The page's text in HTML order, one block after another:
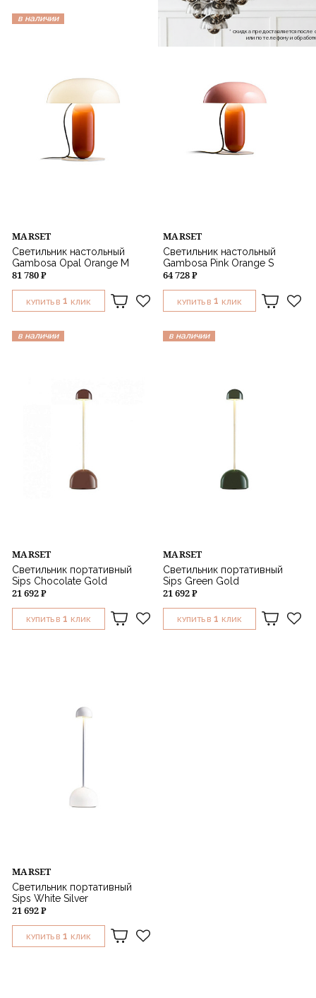
в наличии
MARSET
Светильник настольный
Gambosa Opal Orange M
81 780 ₽
КУПИТЬ В 1 КЛИК
в наличии
MARSET
Светильник настольный
Gambosa Pink Orange S
64 728 ₽
КУПИТЬ В 1 КЛИК
в наличии
MARSET
Светильник портативный
Sips Chocolate Gold
21 692 ₽
КУПИТЬ В 1 КЛИК
в наличии
MARSET
Светильник портативный
Sips Green Gold
21 692 ₽
КУПИТЬ В 1 КЛИК
MARSET
Светильник портативный
Sips White Silver
21 692 ₽
КУПИТЬ В 1 КЛИК
* скидка предоставляется
или по телефону и